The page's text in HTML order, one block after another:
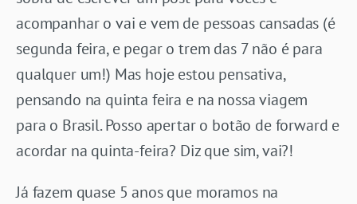
acompanhar o vai e vem de pessoas cansadas (é
segunda feira, e pegar o trem das 7 não é para
qualquer um!) Mas hoje estou pensativa,
pensando na quinta feira e na nossa viagem
para o Brasil. Posso apertar o botão de forward e
acordar na quinta-feira? Diz que sim, vai?!
Já fazem quase 5 anos que moramos na